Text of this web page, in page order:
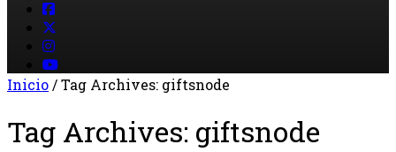
Inicio/Tag Archives: giftsnode
Tag Archives: giftsnode